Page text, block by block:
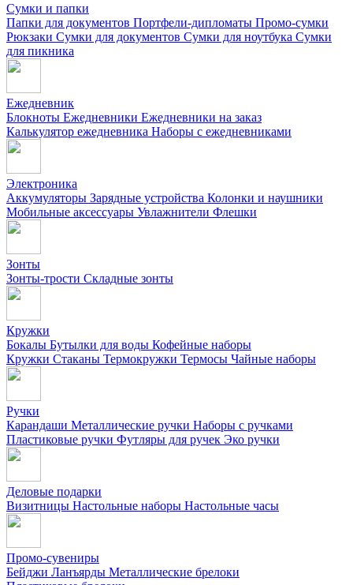
Сумки и папки
Папки для документов Портфели-дипломаты Промо-сумки
Рюкзаки Сумки для документов Сумки для ноутбука Сумки
для пикника
Ежедневник
Блокноты Ежедневники Ежедневники на заказ
Калькулятор ежедневника Наборы с ежедневниками
Электроника
Аккумуляторы Зарядные устройства Колонки и наушники
Мобильные аксессуары Увлажнители Флешки
Зонты
Зонты-трости Складные зонты
Кружки
Бокалы Бутылки для воды Кофейные наборы
Кружки Стаканы Термокружки Термосы Чайные наборы
Ручки
Карандаши Металлические ручки Наборы с ручками
Пластиковые ручки Футляры для ручек Эко ручки
Деловые подарки
Визитницы Настольные наборы Настольные часы
Промо-сувениры
Бейджи Ланъярды Металлические брелоки